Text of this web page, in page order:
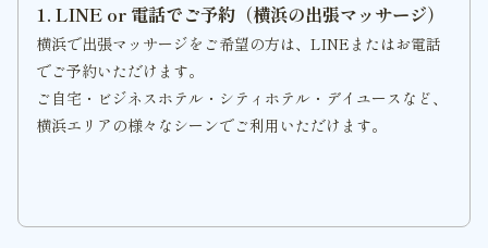
1. LINE or 電話でご予約（横浜の出張マッサージ）
横浜で出張マッサージをご希望の方は、LINEまたはお電話
でご予約いただけます。
ご自宅・ビジネスホテル・シティホテル・デイユースなど、
横浜エリアの様々なシーンでご利用いただけます。